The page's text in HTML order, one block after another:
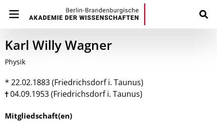
Karl Willy Wagner
Physik
* 22.02.1883 (Friedrichsdorf i. Taunus)
04.09.1953 (Friedrichsdorf i. Taunus)
Mitgliedschaft(en)